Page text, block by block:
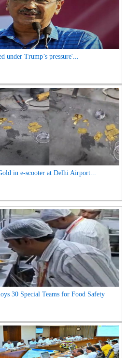
under Trump’s pressure'...
in e-scooter at Delhi Airport...
30 Special Teams for Food Safety